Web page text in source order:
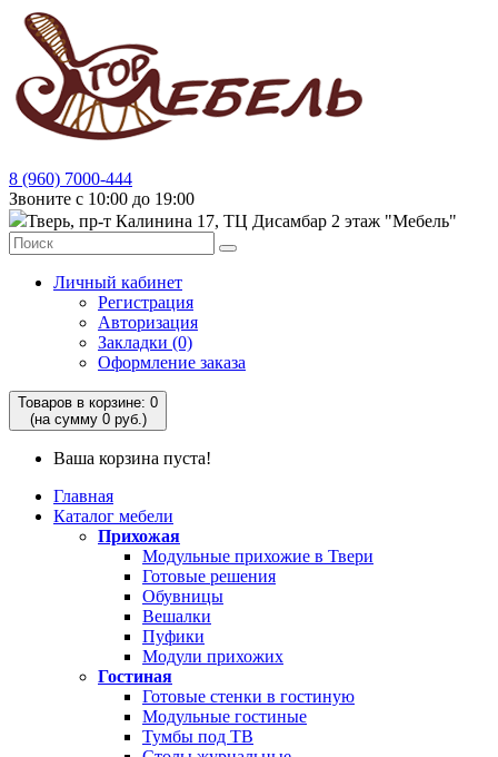
8 (960) 7000-444
Звоните с 10:00 до 19:00
Тверь, пр-т Калинина 17, ТЦ Дисамбар 2 этаж "Мебель"
Личный кабинет
Регистрация
Авторизация
Закладки (0)
Оформление заказа
Товаров в корзине: 0
(на сумму 0 руб.)
Ваша корзина пуста!
Главная
Каталог мебели
Прихожая
Модульные прихожие в Твери
Готовые решения
Обувницы
Вешалки
Пуфики
Модули прихожих
Гостиная
Готовые стенки в гостиную
Модульные гостиные
Тумбы под ТВ